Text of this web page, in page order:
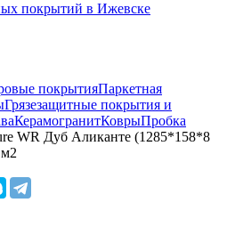
покрытий в Ижевске
покрытияПаркетная
Грязезащитные покрытия и
КерамогранитКоврыПробка
WR Дуб Аликанте (1285*158*8